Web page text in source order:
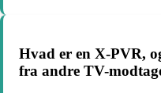
Hvad er en X-PVR,
fra andre TV-